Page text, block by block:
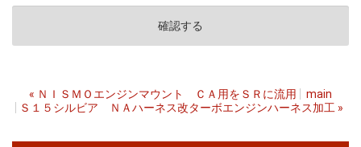
« ＮＩＳＭＯエンジンマウント ＣＡ用をＳＲに流用
main
Ｓ１５シルビア ＮＡハーネス改ターボエンジンハーネス加工 »